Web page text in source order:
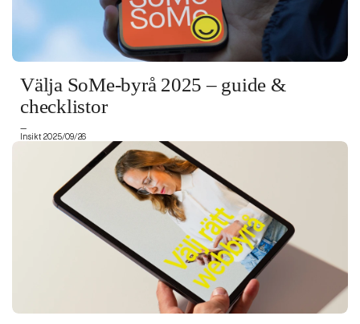
Välja SoMe-byrå 2025 – guide &
checklistor
—
Insikt 2025/09/26